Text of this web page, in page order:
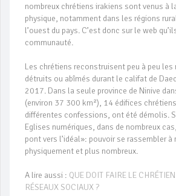
nombreux chrétiens irakiens sont venus à
physique, notamment dans les régions
l’ouest du pays. C’est donc sur le web
communauté.
Les chrétiens reconstruisent peu à peu les
détruits ou abîmés durant le califat de
2017. Dans la seule province de Ninive
(environ 37 300 km²), 14 édifices
différentes confessions, ont été démolis.
Eglises numériques, dans de nombreux
pont vers l’idéal»: pouvoir se rassembler à
physiquement et plus nombreux.
A lire aussi : QUE DOIT FAIRE LE
RÉSEAUX SOCIAUX ?